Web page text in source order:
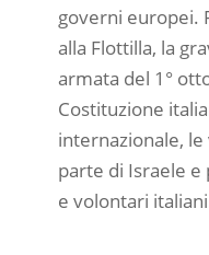
governi europei.
alla Flottilla, la
armata del 1°
Costituzione
internazionale,
parte di Israele
e volontari